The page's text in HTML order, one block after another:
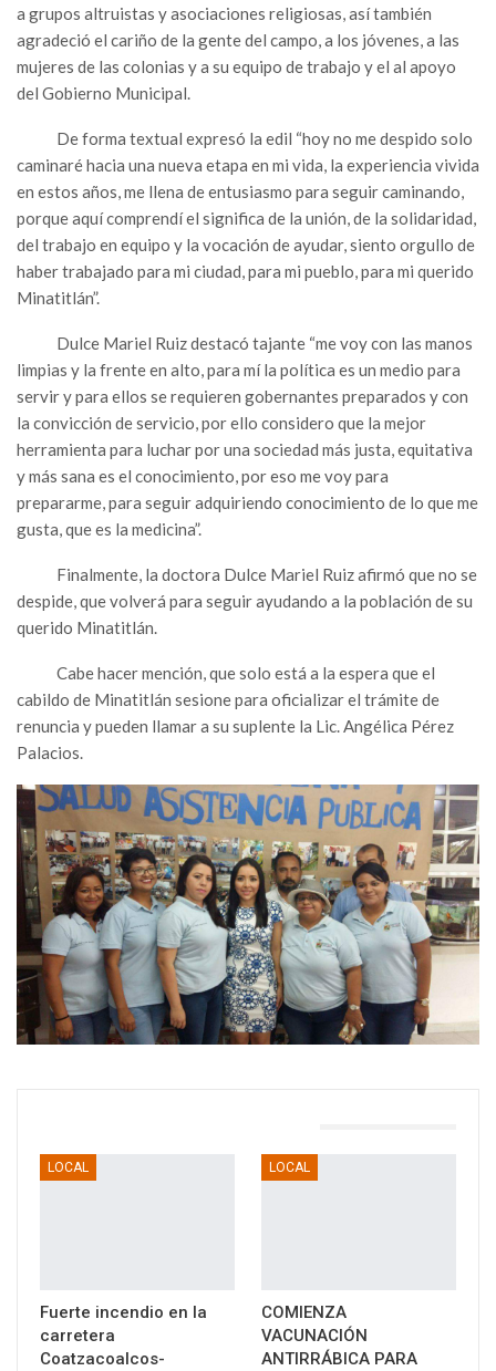
a grupos altruistas y asociaciones religiosas, así también
agradeció el cariño de la gente del campo, a los jóvenes, a las
mujeres de las colonias y a su equipo de trabajo y el al apoyo
del Gobierno Municipal.
De forma textual expresó la edil “hoy no me despido solo
caminaré hacia una nueva etapa en mi vida, la experiencia vivida
en estos años, me llena de entusiasmo para seguir caminando,
porque aquí comprendí el significa de la unión, de la solidaridad,
del trabajo en equipo y la vocación de ayudar, siento orgullo de
haber trabajado para mi ciudad, para mi pueblo, para mi querido
Minatitlán”.
Dulce Mariel Ruiz destacó tajante “me voy con las manos
limpias y la frente en alto, para mí la política es un medio para
servir y para ellos se requieren gobernantes preparados y con
la convicción de servicio, por ello considero que la mejor
herramienta para luchar por una sociedad más justa, equitativa
y más sana es el conocimiento, por eso me voy para
prepararme, para seguir adquiriendo conocimiento de lo que me
gusta, que es la medicina”.
Finalmente, la doctora Dulce Mariel Ruiz afirmó que no se
despide, que volverá para seguir ayudando a la población de su
querido Minatitlán.
Cabe hacer mención, que solo está a la espera que el
cabildo de Minatitlán sesione para oficializar el trámite de
renuncia y pueden llamar a su suplente la Lic. Angélica Pérez
Palacios.
LOCAL
Fuerte incendio en la
carretera
Coatzacoalcos-
LOCAL
COMIENZA
VACUNACIÓN
ANTIRRÁBICA PARA